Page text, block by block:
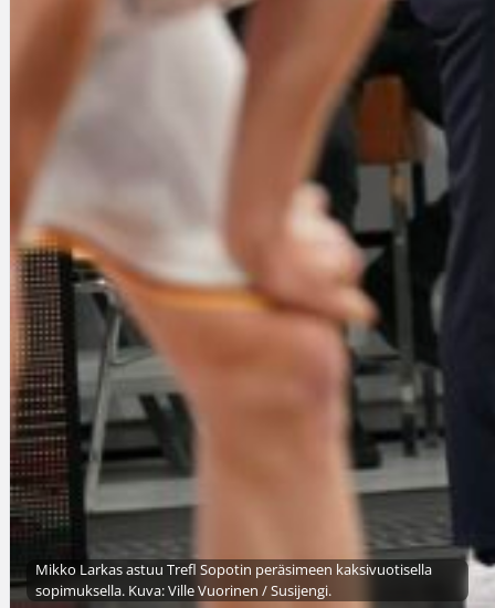
Mikko Larkas astuu Trefl Sopotin peräsimeen kaksivuotisella
sopimuksella. Kuva: Ville Vuorinen / Susijengi.